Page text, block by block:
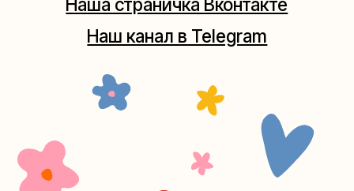
Москва, ул.Таганская, дом 25-27
Мастерская на Таганке
+7 (980) 156-03-13